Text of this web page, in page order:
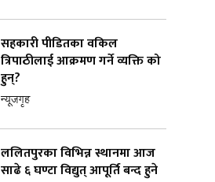
सहकारी पीडितका वकिल
त्रिपाठीलाई आक्रमण गर्ने व्यक्ति को
हुन्?
न्यूजगृह
ललितपुरका विभिन्न स्थानमा आज
साढे ६ घण्टा विद्युत् आपूर्ति बन्द हुने